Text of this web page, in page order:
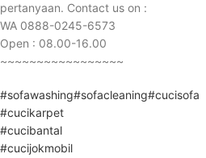
pertanyaan. Contact us on :
WA 0888-0245-6573
Open : 08.00-16.00
~~~~~~~~~~~~~~~~~
#sofawashing#sofacleaning#cucisofa
#cucikarpet
#cucibantal
#cucijokmobil